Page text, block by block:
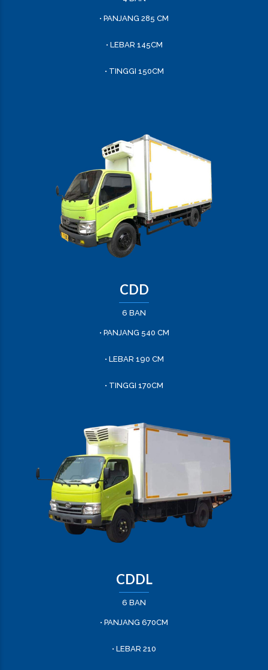
• PANJANG 285 CM
• LEBAR 145CM
• TINGGI 150CM
CDD
6 BAN
• PANJANG 540 CM
• LEBAR 190 CM
• TINGGI 170CM
CDDL
6 BAN
• PANJANG 670CM
• LEBAR 210